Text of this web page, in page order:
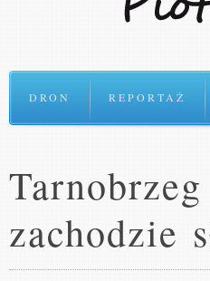
DRON REPORTAŻ
zachodzie